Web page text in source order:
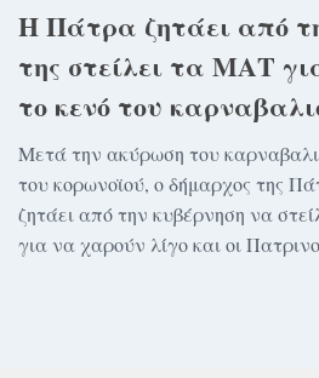
Η Πάτρα ζητάει από
της στείλει τα ΜΑΤ
το κενό του
Μετά την ακύρωση του
του κορωνοϊού, ο δήμαρχος της
ζητάει από την κυβέρνηση να
για να χαρούν λίγο και οι